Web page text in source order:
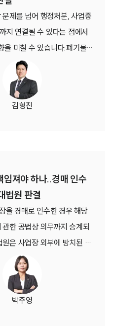
색
륜
사례
무사례
최신동향
정보
식인
후기
소개
문변호사
자료
보도
사항
로그
서식
제를 넘어 행정처분, 사업중
지 연결될 수 있다는 점에서
을 미칠 수 있습니다.폐기물을
로 재활용한 업체가 토양오염
출을 이유로 조치명령을 받
기준에 명시 규정이 없더라
사항은 별도로 적용된다”고
두31454 판결)
김형진
져야 하나..경매 인수
법원 판결
을 경매로 인수한 경우 해당
한 공법상 의무까지 승계되
은 사업장 외부에 방치된 폐
상에 포함된다고 판단했습니
부 폐기물의 존재를 알지 못했
한 사유가 있는 경우까지 일
없다고 보았습니다.원심은
박주영